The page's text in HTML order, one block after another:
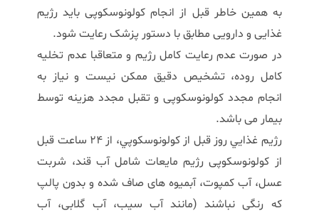
به همین خاطر قبل از انجام کولونوسکوپی باید رژیم
غذایی و دارویی مطابق با دستور پزشک رعایت شود.
در صورت عدم رعایت کامل رژیم و متعاقبا عدم تخلیه
کامل روده، تشخیص دقیق ممکن نیست و نیاز به
انجام مجدد کولونوسکوپی و تقبل مجدد هزینه توسط
بیمار می باشد.
رژيم غذايي روز قبل از كولونوسكوپي، از 24 ساعت قبل
از کولونوسکوپی رژیم مایعات شامل آب قند، شربت
عسل، آب کمپوت، آبمیوه های صاف شده و بدون پالپ
که رنگی نباشند (مانند آب سیب، آب گلابی، آب